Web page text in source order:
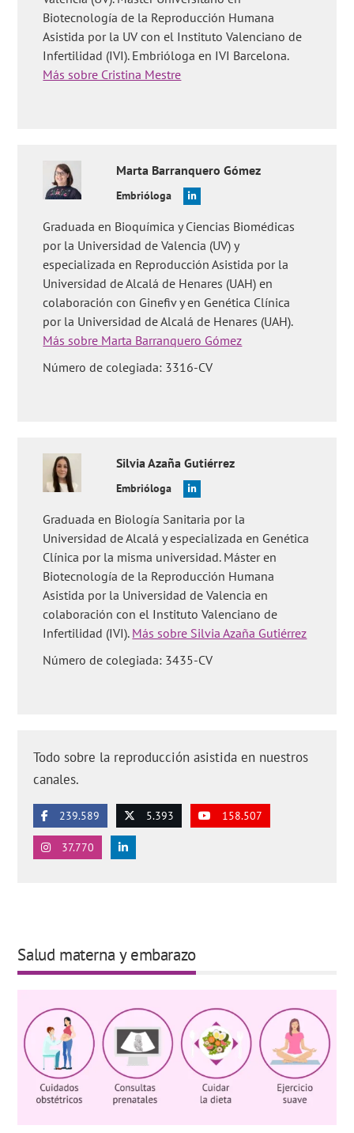
'¿Es normal tener mucho sueño a los 6 meses de embarazo?'
Biotecnología de la Reproducción Humana
Asistida por la UV con el Instituto Valenciano de
Infertilidad (IVI). Embrióloga en IVI Barcelona.
Más sobre Cristina Mestre
Marta Barranquero Gómez
Embrióloga
Graduada en Bioquímica y Ciencias Biomédicas
por la Universidad de Valencia (UV) y
especializada en Reproducción Asistida por la
Universidad de Alcalá de Henares (UAH) en
colaboración con Ginefiv y en Genética Clínica
por la Universidad de Alcalá de Henares (UAH).
Más sobre Marta Barranquero Gómez
Número de colegiada: 3316-CV
SilviaAzaña Gutiérrez
Embrióloga
Graduada en Biología Sanitaria por la
Universidad de Alcalá y especializada en Genética
Clínica por la misma universidad. Máster en
Biotecnología de la Reproducción Humana
Asistida por la Universidad de Valencia en
colaboración con el Instituto Valenciano de
Infertilidad (IVI). Más sobre Silvia Azaña Gutiérrez
Número de colegiada: 3435-CV
Todo sobre la reproducción asistida en nuestros
canales.
239.589 5.393 158.507
37.770
Salud materna y embarazo